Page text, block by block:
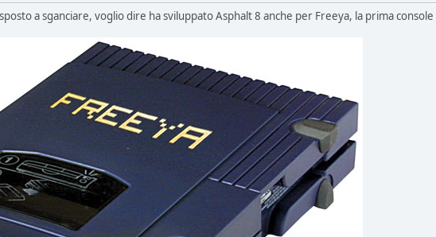
a sganciare, voglio dire ha sviluppato Asphalt 8 anche per Freeya, la prima